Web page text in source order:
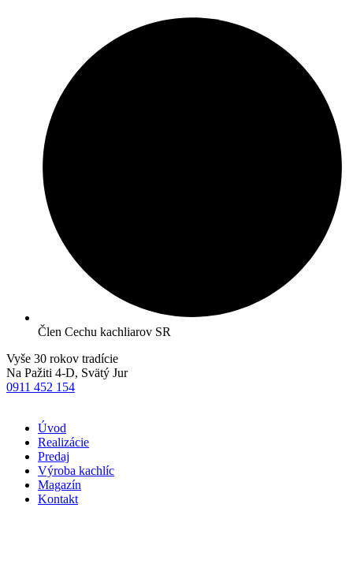
Člen Cechu kachliarov SR
Vyše 30 rokov tradície
Na Pažiti 4-D, Svätý Jur
0911 452 154
Úvod
Realizácie
Predaj
Výroba kachlíc
Magazín
Kontakt